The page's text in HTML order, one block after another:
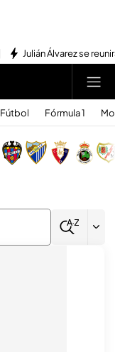
Julián Álvarez se
Fútbol Fórmula 1